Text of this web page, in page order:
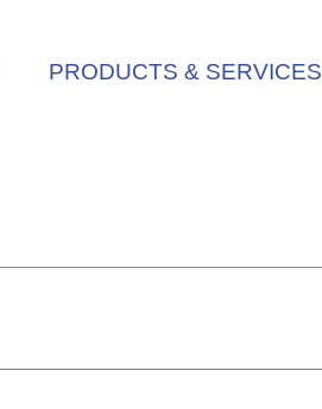
PRODUCTS & SERVICES